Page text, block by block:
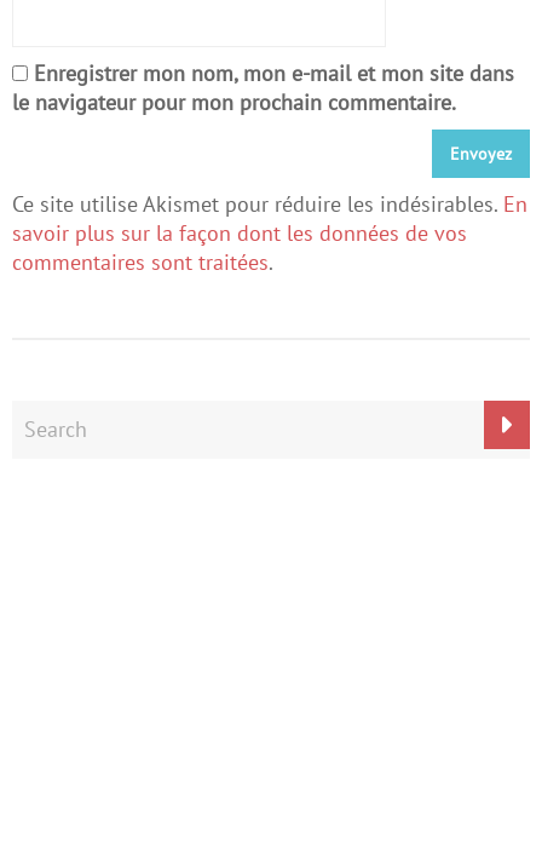
Enregistrer mon nom, mon e-mail et mon site dans
le navigateur pour mon prochain commentaire.
Ce site utilise Akismet pour réduire les indésirables. En
savoir plus sur la façon dont les données de vos
commentaires sont traitées.